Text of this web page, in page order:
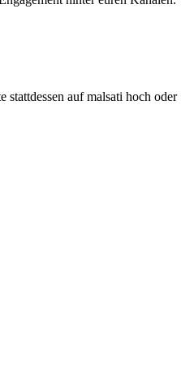
auf malsati hoch oder